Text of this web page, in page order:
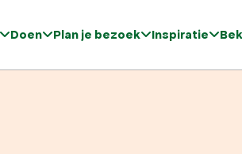
Doen Plan je bezoek Inspiratie